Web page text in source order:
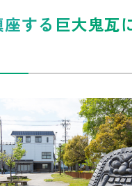
する巨大鬼瓦